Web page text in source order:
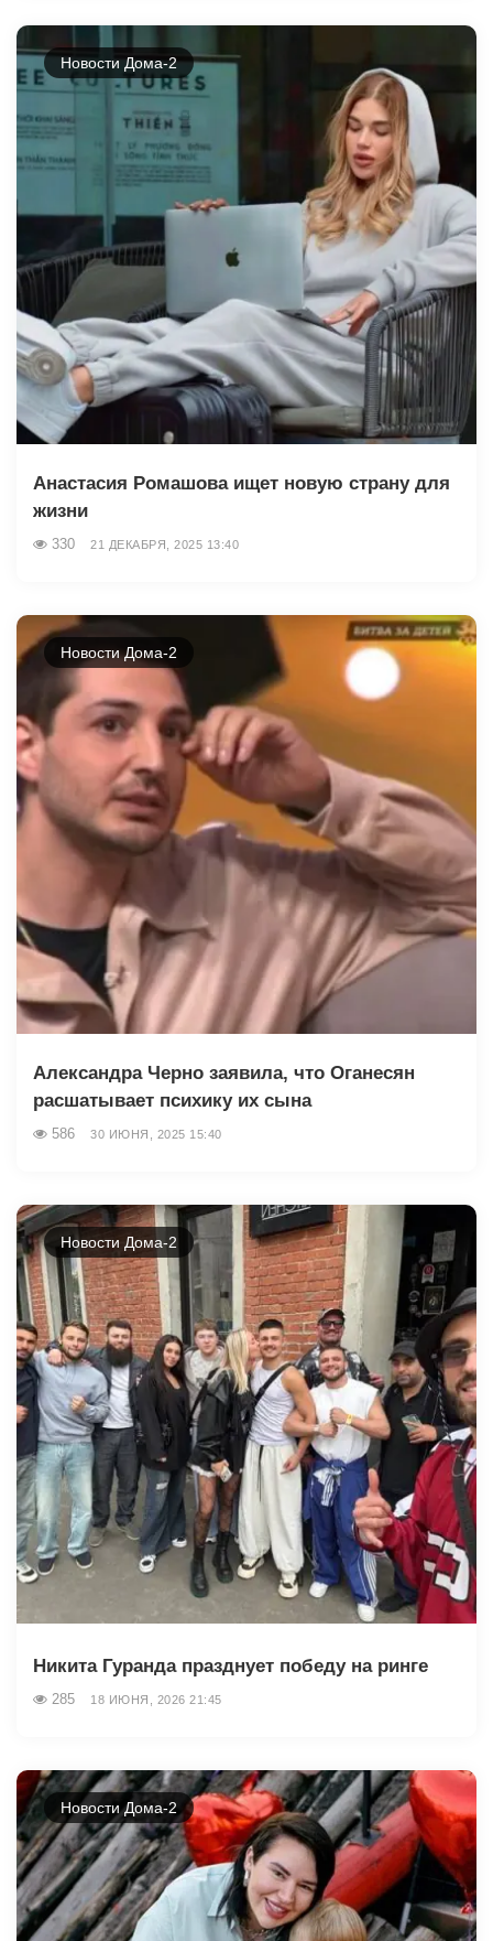
Новости Дома-2
Анастасия Ромашова ищет новую страну для
жизни
330 21 ДЕКАБРЯ, 2025 13:40
Новости Дома-2
Александра Черно заявила, что Оганесян
расшатывает психику их сына
586 30 ИЮНЯ, 2025 15:40
Новости Дома-2
Никита Гуранда празднует победу на ринге
285 18 ИЮНЯ, 2026 21:45
Новости Дома-2